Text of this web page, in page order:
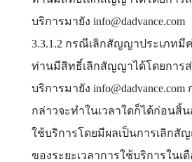
บริการมายัง info@dadvance.com
3.3.1.2 กรณีเลิกสัญญาประเภทมี
ท่านมีสิทธิ์เลิกสัญญาได้โดยการส่
บริการมายัง
กล่าวจะทำในเวลาใดก็ได้ก่อนสิ้น
ใช้บริการโดยมีผลเป็นการเลิกสั
ของระยะเวลาการใช้บริการใน